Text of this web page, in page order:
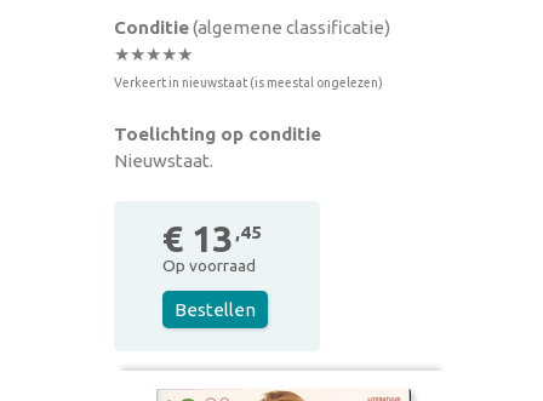
Conditie(algemene classificatie)
★★★★★
Verkeert in nieuwstaat (is meestal ongelezen)
Toelichting op conditie
Nieuwstaat.
€ 13 ,45
Op voorraad
Bestellen